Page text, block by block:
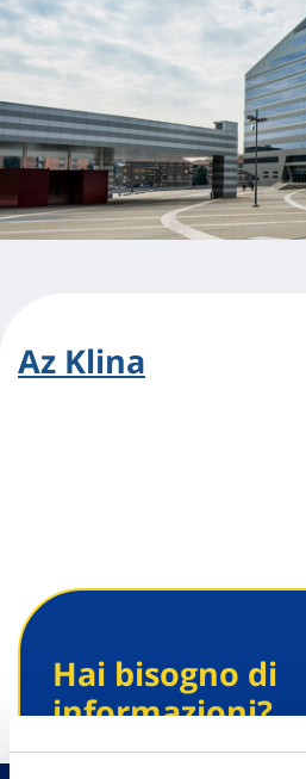
Az Klina
Hai bisogno di
informazioni?
Trova l'Agenzia più